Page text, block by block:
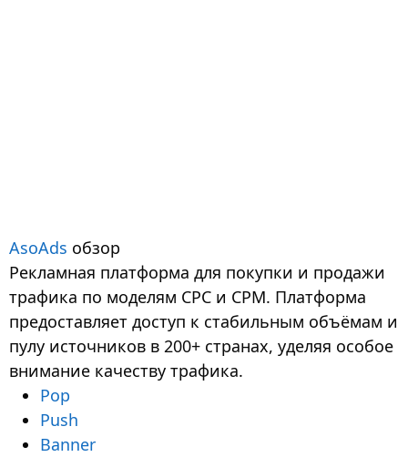
AsoAds обзор
Рекламная платформа для покупки и продажи
трафика по моделям CPC и CPM. Платформа
предоставляет доступ к стабильным объёмам и
пулу источников в 200+ странах, уделяя особое
внимание качеству трафика.
Pop
Push
Banner